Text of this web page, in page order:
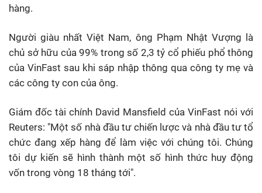
hàng.
Người giàu nhất Việt Nam, ông Phạm Nhật Vượng là
chủ sở hữu của 99% trong số 2,3 tỷ cổ phiếu phổ thông
của VinFast sau khi sáp nhập thông qua công ty mẹ và
các công ty con của ông.
Giám đốc tài chính David Mansfield của VinFast nói với
Reuters: "Một số nhà đầu tư chiến lược và nhà đầu tư tổ
chức đang xếp hàng để làm việc với chúng tôi. Chúng
tôi dự kiến sẽ hình thành một số hình thức huy động
vốn trong vòng 18 tháng tới".